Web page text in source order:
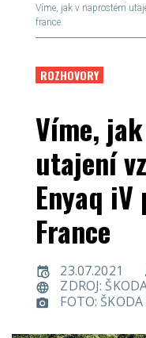
Víme, jak v naprostém
france
ROZHOVORY
Víme,
utajení
Enyaq
France
23.07.2021
ZDROJ:
FOTO: